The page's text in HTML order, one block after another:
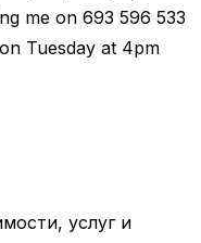
me on 693 596 533
Tuesday at 4pm
услуг и